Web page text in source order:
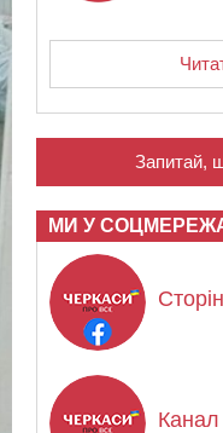
Запитай,
МИ У
Канал